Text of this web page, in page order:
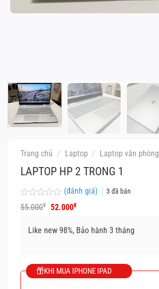
Trang chủ / Laptop / Laptop văn phòng
LAPTOP HP 2 TRONG 1
Được
xếp
(đánh giá) 3 đã bán
55.000¥
Giá
55.000¥.
52.000¥Giá
tại
là:
Like new 98%, Bảo hành 3 tháng
KHI MUA IPHONE IPAD